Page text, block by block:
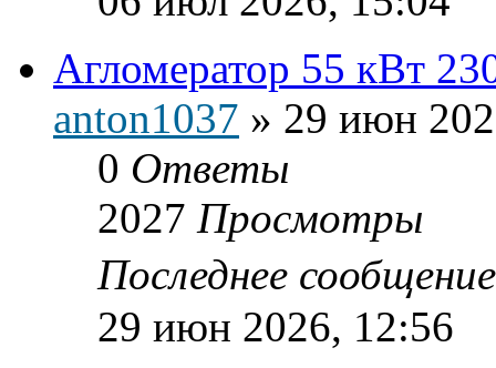
Агломератор 55 кВт
anton1037 » 29 июн
0 Ответы
2027 Просмотры
Последнее
29 июн 2026, 12:56